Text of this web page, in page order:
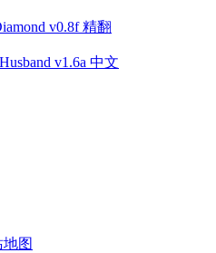
v0.8f 精翻
v1.6a 中文
地图